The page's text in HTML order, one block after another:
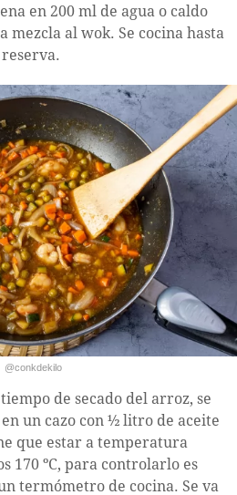
en 200 ml de agua o caldo
mezcla al wok. Se cocina hasta
reserva.
@conkdekilo
de secado del arroz, se
un cazo con ½ litro de aceite
que estar a temperatura
170 ºC, para controlarlo es
termómetro de cocina. Se va